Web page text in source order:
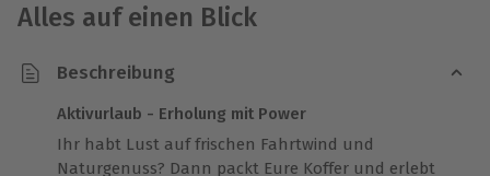
Alles auf einen Blick
Beschreibung
Aktivurlaub - Erholung mit Power
Ihr habt Lust auf frischen Fahrtwind und
Naturgenuss? Dann packt Eure Koffer und erlebt